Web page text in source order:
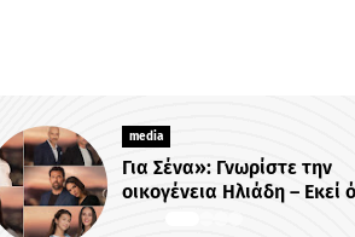
οι
«Κενά Μνήμης»: Το
θρίλερ του Alpha